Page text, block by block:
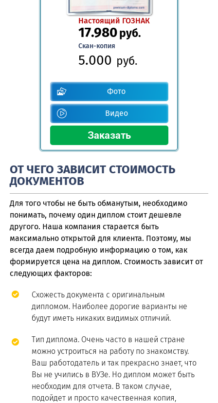
Настоящий ГОЗНАК
17.980руб.
Скан-копия
5.000 руб.
Фото
Видео
ОТ ЧЕГО ЗАВИСИТ СТОИМОСТЬ
ДОКУМЕНТОВ
Для того чтобы не быть обманутым, необходимо
понимать, почему один диплом стоит дешевле
другого. Наша компания старается быть
максимально открытой для клиента. Поэтому, мы
всегда даем подробную информацию о том, как
формируется цена на диплом. Стоимость зависит от
следующих факторов:
Схожесть документа с оригинальным
дипломом. Наиболее дорогие варианты не
будут иметь никаких видимых отличий.
Тип диплома. Очень часто в нашей стране
можно устроиться на работу по знакомству.
Ваш работодатель и так прекрасно знает, что
Вы не учились в ВУЗе. Но диплом может быть
необходим для отчета. В таком случае,
подойдет и просто качественная копия,